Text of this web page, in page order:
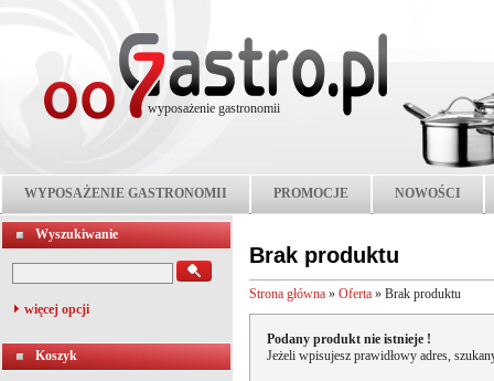
wyposażenie gastronomii
WYPOSAŻENIE GASTRONOMII PROMOCJE NOWOŚCI
Wyszukiwanie
więcej opcji
Koszyk
Brak produktu
Strona główna » Oferta » Brak produktu
Podany produkt nie istnieje !
Jeżeli wpisujesz prawidłowy adres,